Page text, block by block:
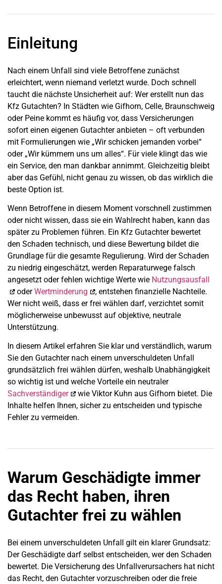
Einleitung
Nach einem Unfall sind viele Betroffene zunächst
erleichtert, wenn niemand verletzt wurde. Doch schnell
taucht die nächste Unsicherheit auf: Wer erstellt nun das
Kfz Gutachten? In Städten wie Gifhorn, Celle, Braunschweig
oder Peine kommt es häufig vor, dass Versicherungen
sofort einen eigenen Gutachter anbieten – oft verbunden
mit Formulierungen wie „Wir schicken jemanden vorbei“
oder „Wir kümmern uns um alles“. Für viele klingt das wie
ein Service, den man dankbar annimmt. Gleichzeitig bleibt
aber das Gefühl, nicht genau zu wissen, ob das wirklich die
beste Option ist.
Wenn Betroffene in diesem Moment vorschnell zustimmen
oder nicht wissen, dass sie ein Wahlrecht haben, kann das
später zu Problemen führen. Ein Kfz Gutachter bewertet
den Schaden technisch, und diese Bewertung bildet die
Grundlage für die gesamte Regulierung. Wird der Schaden
zu niedrig eingeschätzt, werden Reparaturwege falsch
angesetzt oder fehlen wichtige Werte wie Nutzungsausfall
oderWertminderung
, entstehen finanzielle Nachteile.
Wer nicht weiß, dass er frei wählen darf, verzichtet somit
möglicherweise unbewusst auf objektive, neutrale
Unterstützung.
In diesem Artikel erfahren Sie klar und verständlich, warum
Sie den Gutachter nach einem unverschuldeten Unfall
grundsätzlich frei wählen dürfen, weshalb Unabhängigkeit
so wichtig ist und welche Vorteile ein neutraler
Sachverständiger
wie Viktor Kuhn aus Gifhorn bietet. Die
Inhalte helfen Ihnen, sicher zu entscheiden und typische
Fehler zu vermeiden.
Warum Geschädigte immer
das Recht haben, ihren
Gutachter frei zu wählen
Bei einem unverschuldeten Unfall gilt ein klarer Grundsatz:
Der Geschädigte darf selbst entscheiden, wer den Schaden
bewertet. Die Versicherung des Unfallverursachers hat nicht
das Recht, den Gutachter vorzuschreiben oder die freie